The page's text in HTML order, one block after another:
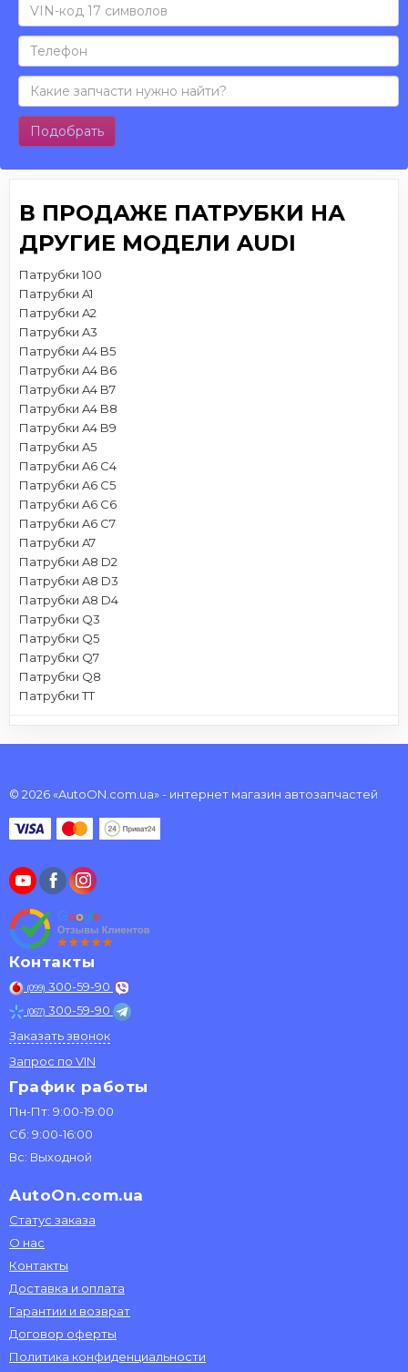
Подобрать
В ПРОДАЖЕ ПАТРУБКИ НА
ДРУГИЕ МОДЕЛИ AUDI
Патрубки 100
Патрубки A1
Патрубки A2
Патрубки A3
Патрубки A4 B5
Патрубки A4 B6
Патрубки A4 B7
Патрубки A4 B8
Патрубки A4 B9
Патрубки A5
Патрубки A6 C4
Патрубки A6 C5
Патрубки A6 C6
Патрубки A6 C7
Патрубки A7
Патрубки A8 D2
Патрубки A8 D3
Патрубки A8 D4
Патрубки Q3
Патрубки Q5
Патрубки Q7
Патрубки Q8
Патрубки TT
© 2026 «AutoON.com.ua» - интернет магазин автозапчастей
Контакты
(099) 300-59-90
(067) 300-59-90
Заказать звонок
Запрос по VIN
График работы
Пн-Пт: 9:00-19:00
Сб: 9:00-16:00
Вс: Выходной
AutoOn.com.ua
Статус заказа
О нас
Контакты
Доставка и оплата
Гарантии и возврат
Договор оферты
Политика конфиденциальности